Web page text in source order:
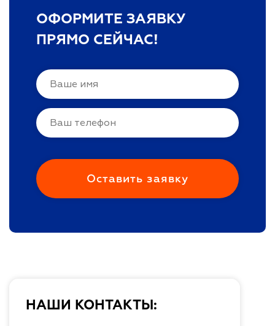
ОФОРМИТЕ ЗАЯВКУ
ПРЯМО СЕЙЧАС!
НАШИ КОНТАКТЫ: